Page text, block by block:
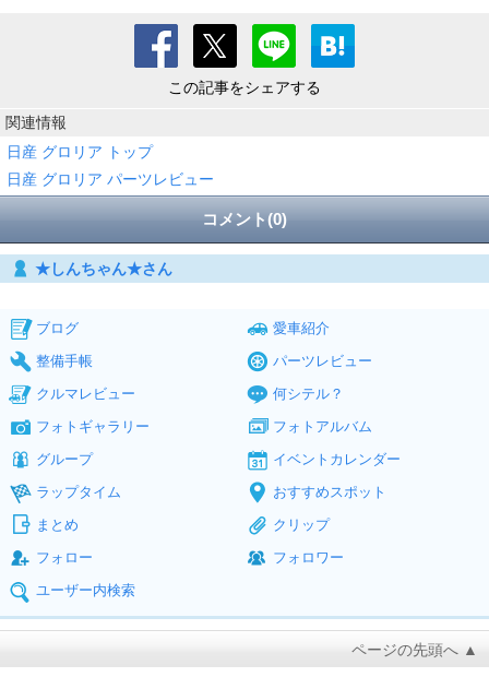
この記事をシェアする
関連情報
日産 グロリア トップ
日産 グロリア パーツレビュー
コメント(0)
★しんちゃん★さん
ブログ
愛車紹介
整備手帳
パーツレビュー
クルマレビュー
何シテル？
フォトギャラリー
フォトアルバム
グループ
イベントカレンダー
ラップタイム
おすすめスポット
まとめ
クリップ
フォロー
フォロワー
ユーザー内検索
ページの先頭へ ▲